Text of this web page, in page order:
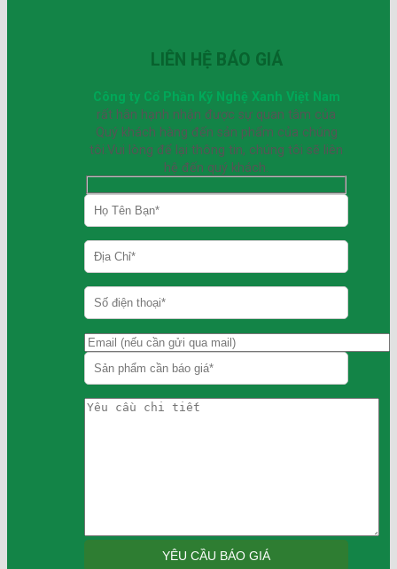
LIÊN HỆ BÁO GIÁ
Công ty Cổ Phần Kỹ Nghệ Xanh Việt Nam
rất hân hạnh nhận được sự quan tâm của
Quý khách hàng đến sản phẩm của chúng
tôi.Vui lòng để lại thông tin, chúng tôi sẽ liên
hệ đến quý khách.